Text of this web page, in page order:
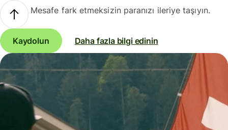
Mesafe fark etmeksizin paranızı ileriye taşıyın.
Kaydolun Daha fazla bilgi edinin